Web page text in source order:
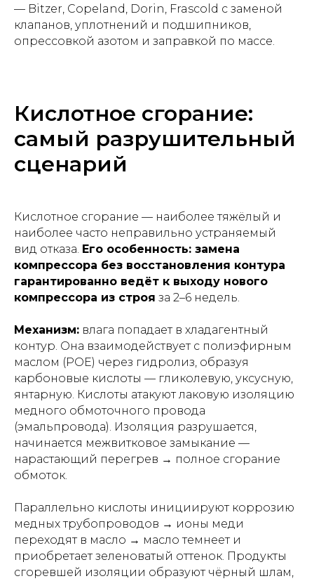
— Bitzer, Copeland, Dorin, Frascold с заменой
клапанов, уплотнений и подшипников,
опрессовкой азотом и заправкой по массе.
Кислотное сгорание:
самый разрушительный
сценарий
Кислотное сгорание — наиболее тяжёлый и
наиболее часто неправильно устраняемый
вид отказа. Его особенность: замена
компрессора без восстановления контура
гарантированно ведёт к выходу нового
компрессора из строя за 2–6 недель.
Механизм: влага попадает в хладагентный
контур. Она взаимодействует с полиэфирным
маслом (POE) через гидролиз, образуя
карбоновые кислоты — гликолевую, уксусную,
янтарную. Кислоты атакуют лаковую изоляцию
медного обмоточного провода
(эмальпровода). Изоляция разрушается,
начинается межвитковое замыкание —
нарастающий перегрев → полное сгорание
обмоток.
Параллельно кислоты инициируют коррозию
медных трубопроводов → ионы меди
переходят в масло → масло темнеет и
приобретает зеленоватый оттенок. Продукты
сгоревшей изоляции образуют чёрный шлам,